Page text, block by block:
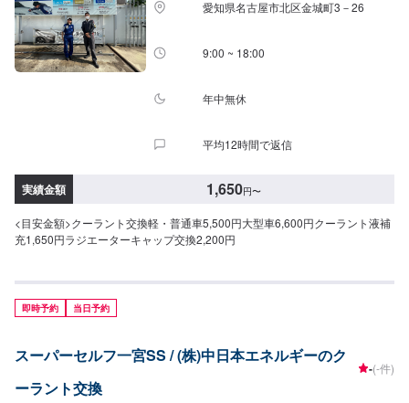
愛知県名古屋市北区金城町3－26
9:00 ~ 18:00
年中無休
平均12時間で返信
実績金額 1,650円〜
<目安金額>クーラント交換軽・普通車5,500円大型車6,600円クーラント液補
充1,650円ラジエーターキャップ交換2,200円
即時予約 当日予約
スーパーセルフ一宮SS / (株)中日本エネルギーのク
ーラント交換
-(-件)